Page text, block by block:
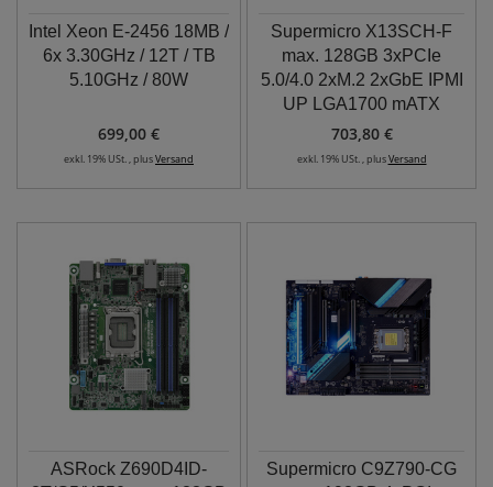
Intel Xeon E-2456 18MB /
6x 3.30GHz / 12T / TB
5.10GHz / 80W
699,00 €
exkl. 19% USt. , plusVersand
Supermicro X13SCH-F
max. 128GB 3xPCIe
5.0/4.0 2xM.2 2xGbE IPMI
UP LGA1700 mATX
703,80 €
exkl. 19% USt. , plusVersand
ASRock Z690D4ID-
Supermicro C9Z790-CG